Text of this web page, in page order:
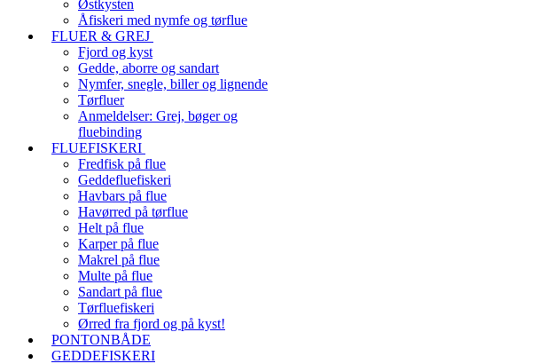
Østkysten
Åfiskeri med nymfe og tørflue
FLUER & GREJ
Fjord og kyst
Gedde, aborre og sandart
Nymfer, snegle, biller og lignende
Tørfluer
Anmeldelser: Grej, bøger og
fluebinding
FLUEFISKERI
Fredfisk på flue
Geddefluefiskeri
Havbars på flue
Havørred på tørflue
Helt på flue
Karper på flue
Makrel på flue
Multe på flue
Sandart på flue
Tørfluefiskeri
Ørred fra fjord og på kyst!
PONTONBÅDE
GEDDEFISKERI